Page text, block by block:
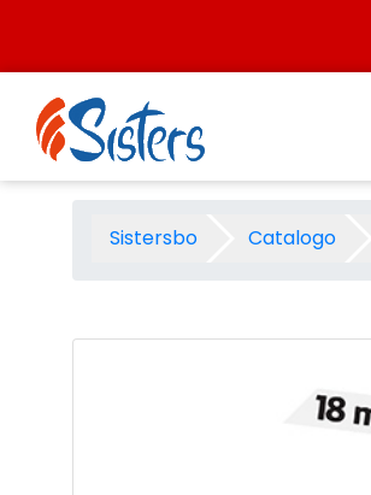
Cutter grande Red
Sistersbo Catalogo